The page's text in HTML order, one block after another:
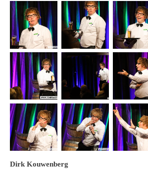
Dirk Kouwenberg